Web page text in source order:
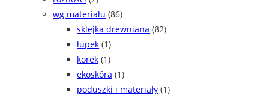
wg materiału (86)
sklejka drewniana (82)
łupek (1)
korek (1)
ekoskóra (1)
poduszki i materiały (1)